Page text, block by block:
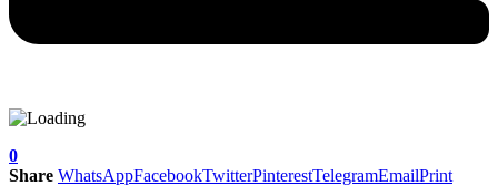
0
Share WhatsAppFacebookTwitterPinterestTelegramEmailPrint